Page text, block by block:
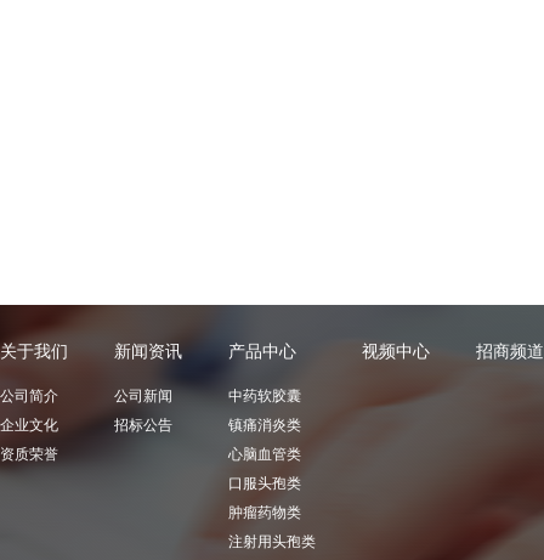
关于我们
公司简介
企业文化
资质荣誉
新闻资讯
公司新闻
招标公告
产品中心
中药软胶囊
镇痛消炎类
心脑血管类
口服头孢类
肿瘤药物类
注射用头孢类
视频中心 招商频道